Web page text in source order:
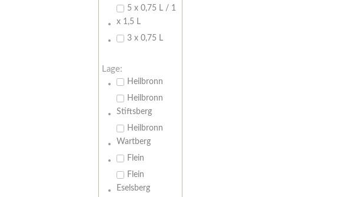
5 x 0,75 L / 1
x 1,5 L
3 x 0,75 L
Lage:
Heilbronn
Heilbronn
Stiftsberg
Heilbronn
Wartberg
Flein
Flein
Eselsberg